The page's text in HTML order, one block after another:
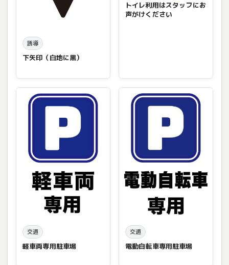
誘導
下矢印（白地に黒）
トイレ利用はスタッフにお
声がけください
交通
軽車両専用駐車場
交通
電動自転車専用駐車場